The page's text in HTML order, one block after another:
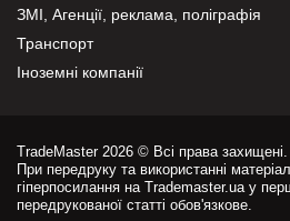
ЗМІ, Агенції, реклама, поліграфія
Транспорт
Іноземні компанії
TradeMaster 2026 © Всі права захищені.
При передруку та використанні
гіперпосилання на Trademaster.ua у
передрукованої статті обов'язкове.